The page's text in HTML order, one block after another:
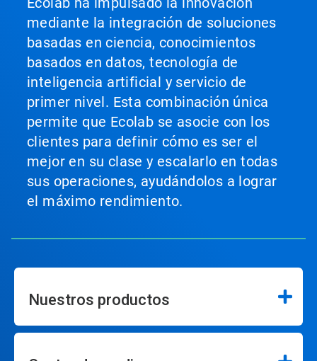
mediante la integración de soluciones
basadas en ciencia, conocimientos
basados en datos, tecnología de
inteligencia artificial y servicio de
primer nivel. Esta combinación única
permite que Ecolab se asocie con los
clientes para definir cómo es ser el
mejor en su clase y escalarlo en todas
sus operaciones, ayudándolos a lograr
el máximo rendimiento.
Nuestros productos